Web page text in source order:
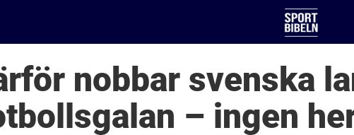
nobbar svenska
– ingen